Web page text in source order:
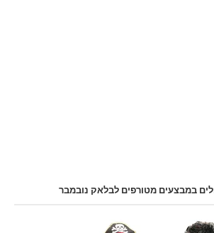
במבצעים מטורפים לבלאק נובמבר